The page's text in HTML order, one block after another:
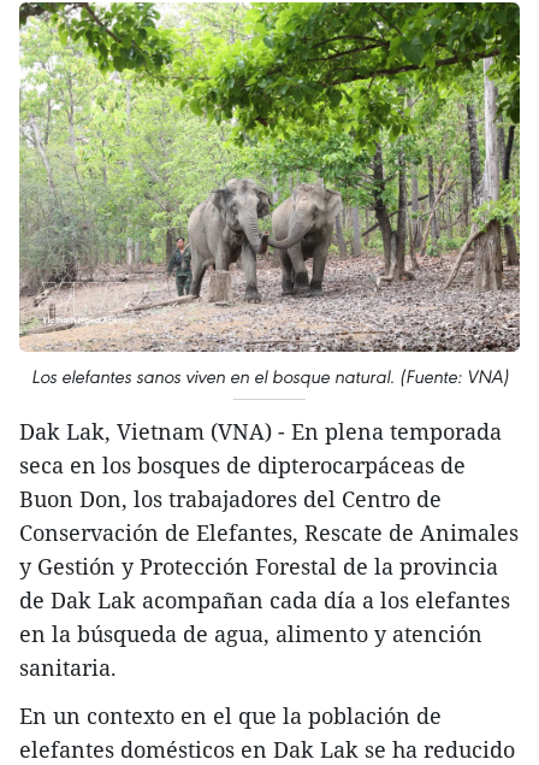
Los elefantes sanos viven en el bosque natural. (Fuente: VNA)
Dak Lak, Vietnam (VNA) - En plena temporada
seca en los bosques de dipterocarpáceas de
Buon Don, los trabajadores del Centro de
Conservación de Elefantes, Rescate de Animales
y Gestión y Protección Forestal de la provincia
de Dak Lak acompañan cada día a los elefantes
en la búsqueda de agua, alimento y atención
sanitaria.
En un contexto en el que la población de
elefantes domésticos en Dak Lak se ha reducido